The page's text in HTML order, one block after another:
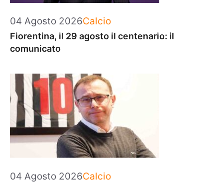
04 Agosto 2026Categorie
Calcio
Fiorentina, il 29 agosto il centenario: il
comunicato
04 Agosto 2026Categorie
Calcio